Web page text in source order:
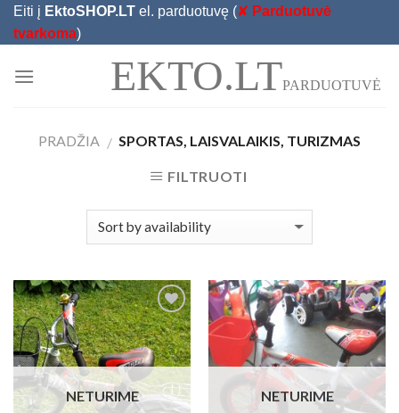
Skip
Eiti į EktoSHOP.LT el. parduotuvę (✘ Parduotuvė
tvarkoma)
EKTO.LTPARDUOTUVĖ
PRADŽIA / SPORTAS, LAISVALAIKIS, TURIZMAS
FILTRUOTI
Add to
Wishlist
NETURIME
Add to
Wishlist
NETURIME